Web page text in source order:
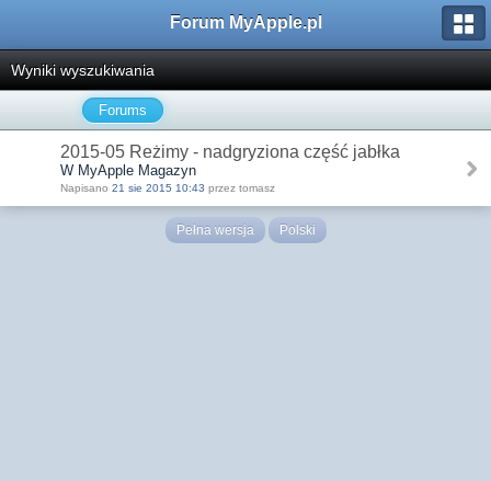
Forum MyApple.pl
Wyniki wyszukiwania
Forums
2015-05 Reżimy - nadgryziona część jabłka
W MyApple Magazyn
Napisano 21 sie 2015 10:43 przez tomasz
Pełna wersja Polski